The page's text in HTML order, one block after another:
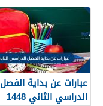
عبارات عن بداية الفصل
الدراسي الثاني 1448